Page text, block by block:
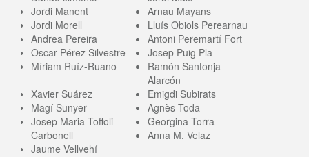
Jordi Manent
Arnau Mayans
Jordi Morell
Lluís Obiols Perearnau
Andrea Pereira
Antoni Peremartí Fort
Òscar Pérez Silvestre
Josep Puig Pla
Míriam Ruíz-Ruano
Ramón Santonja
Alarcón
Xavier Suárez
Emigdi Subirats
Magí Sunyer
Agnès Toda
Josep Maria Toffoli
Carbonell
Georgina Torra
Anna M. Velaz
Jaume Vellvehí